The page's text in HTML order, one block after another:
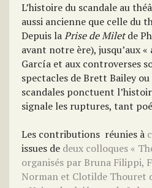
L’histoire du scandale au
aussi ancienne que celle du
Depuis laPrise de Miletde
avant notre ère), jusqu’aux
García et aux controverses
spectacles deBrett Bailey ou
scandales ponctuent
signale les ruptures, tant
Les contributions réunies à
issues de deux colloques «
organisés par Bruna Filippi,
Norman et Clotilde Thouret